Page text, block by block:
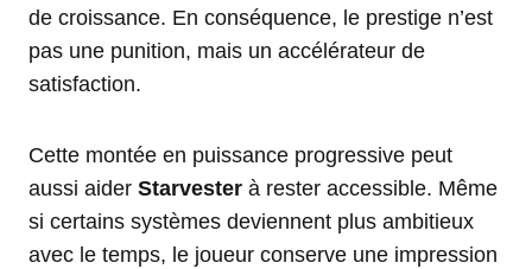
de croissance. En conséquence, le prestige n’est
pas une punition, mais un accélérateur de
satisfaction.
Cette montée en puissance progressive peut
aussi aider Starvester à rester accessible. Même
si certains systèmes deviennent plus ambitieux
avec le temps, le joueur conserve une impression